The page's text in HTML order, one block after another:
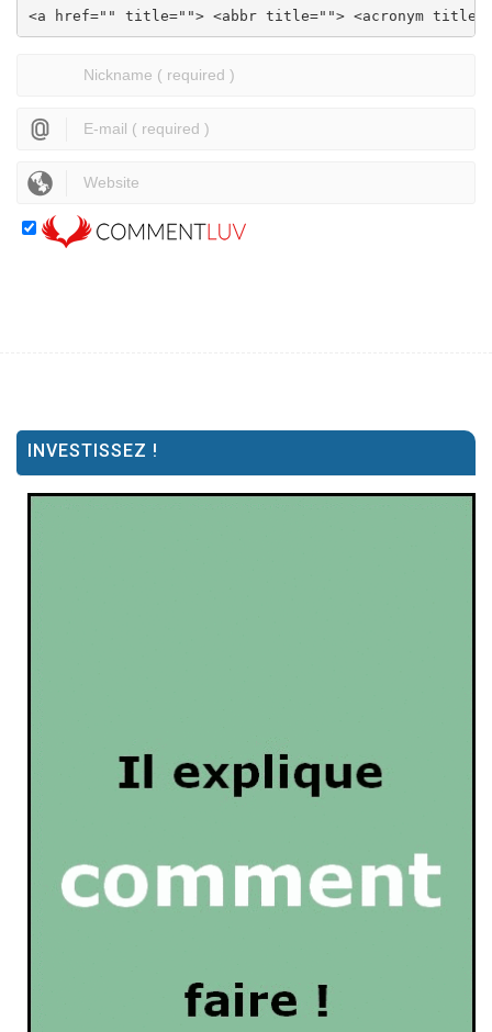
<a href="" title=""> <abbr title=""> <acronym
INVESTISSEZ !